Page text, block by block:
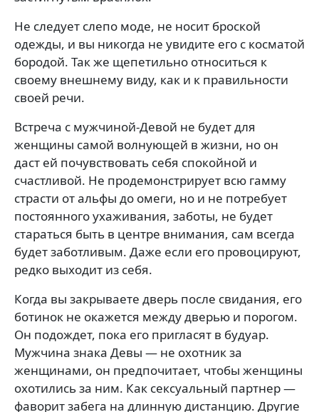
Не следует слепо моде, не носит броской
одежды, и вы никогда не увидите его с косматой
бородой. Так же щепетильно относиться к
своему внешнему виду, как и к правильности
своей речи.
Встреча с мужчиной-Девой не будет для
женщины самой волнующей в жизни, но он
даст ей почувствовать себя спокойной и
счастливой. Не продемонстрирует всю гамму
страсти от альфы до омеги, но и не потребует
постоянного ухаживания, заботы, не будет
стараться быть в центре внимания, сам всегда
будет заботливым. Даже если его провоцируют,
редко выходит из себя.
Когда вы закрываете дверь после свидания, его
ботинок не окажется между дверью и порогом.
Он подождет, пока его пригласят в будуар.
Мужчина знака Девы — не охотник за
женщинами, он предпочитает, чтобы женщины
охотились за ним. Как сексуальный партнер —
фаворит забега на длинную дистанцию. Другие